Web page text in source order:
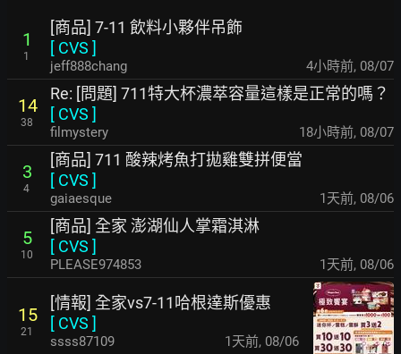
1
1
[商品] 7-11 飲料小夥伴吊飾
[ CVS ]
jeff888chang 4小時前, 08/07
14
38
Re: [問題] 711特大杯濃萃容量這樣是正常的嗎？
[ CVS ]
filmystery 18小時前, 08/07
3
4
[商品] 711 酸辣烤魚打拋雞雙拼便當
[ CVS ]
gaiaesque 1天前, 08/06
5
10
[商品] 全家 澎湖仙人掌霜淇淋
[ CVS ]
PLEASE974853 1天前, 08/06
15
21
[情報] 全家vs7-11哈根達斯優惠
[ CVS ]
ssss87109 1天前, 08/06